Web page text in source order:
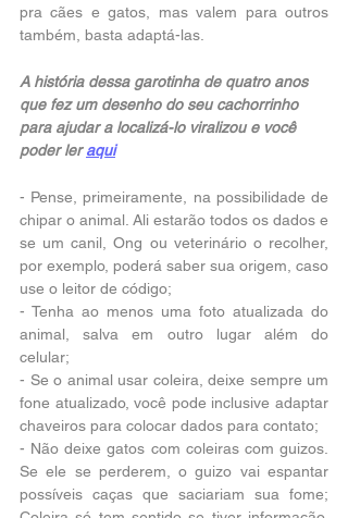
pra cães e gatos, mas valem para outros
também, basta adaptá-las.
A história dessa garotinha de quatro anos
que fez um desenho do seu cachorrinho
para ajudar a localizá-lo viralizou e você
poder ler aqui
- Pense, primeiramente, na possibilidade de
chipar o animal. Ali estarão todos os dados e
se um canil, Ong ou veterinário o recolher,
por exemplo, poderá saber sua origem, caso
use o leitor de código;
- Tenha ao menos uma foto atualizada do
animal, salva em outro lugar além do
celular;
- Se o animal usar coleira, deixe sempre um
fone atualizado, você pode inclusive adaptar
chaveiros para colocar dados para contato;
- Não deixe gatos com coleiras com guizos.
Se ele se perderem, o guizo vai espantar
possíveis caças que saciariam sua fome;